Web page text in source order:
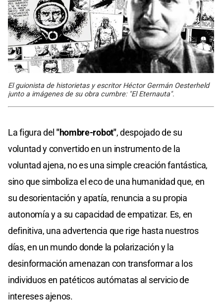
El guionista de historietas y escritor Héctor Germán Oesterheld
junto a imágenes de su obra cumbre: "El Eternauta".
La figura del "hombre-robot", despojado de su
voluntad y convertido en un instrumento de la
voluntad ajena, no es una simple creación fantástica,
sino que simboliza el eco de una humanidad que, en
su desorientación y apatía, renuncia a su propia
autonomía y a su capacidad de empatizar. Es, en
definitiva, una advertencia que rige hasta nuestros
días, en un mundo donde la polarización y la
desinformación amenazan con transformar a los
individuos en patéticos autómatas al servicio de
intereses ajenos.